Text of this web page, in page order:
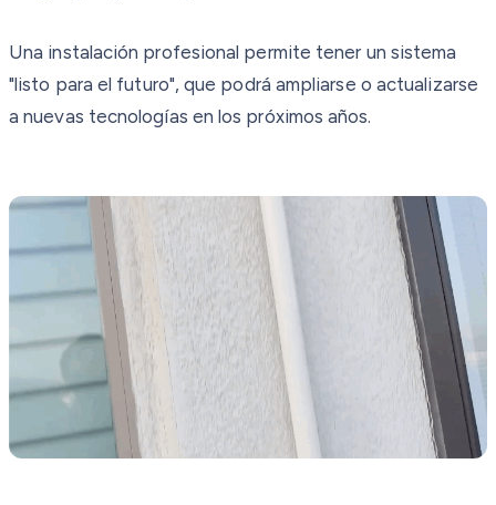
Una instalación profesional permite tener un sistema
"listo para el futuro", que podrá ampliarse o actualizarse
a nuevas tecnologías en los próximos años.